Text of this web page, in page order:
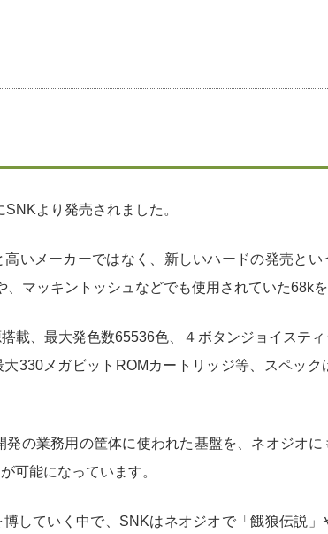
より発売されました。
いメーカーではなく、新しいハードの発売と
、マッキントッシュなどでも使用されていた68k
載、最大発色数65536色、４ボタンジョイステ
330メガビットROMカートリッジ等、スペッ
発の業務用の筐体に使われた基盤を、ネオジオ
可能になっています。
していく中で、SNKはネオジオで「餓狼伝説